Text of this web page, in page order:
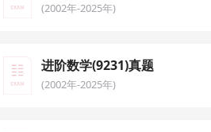
(2002年-2025年)
进阶数学(9231)真题
(2002年-2025年)